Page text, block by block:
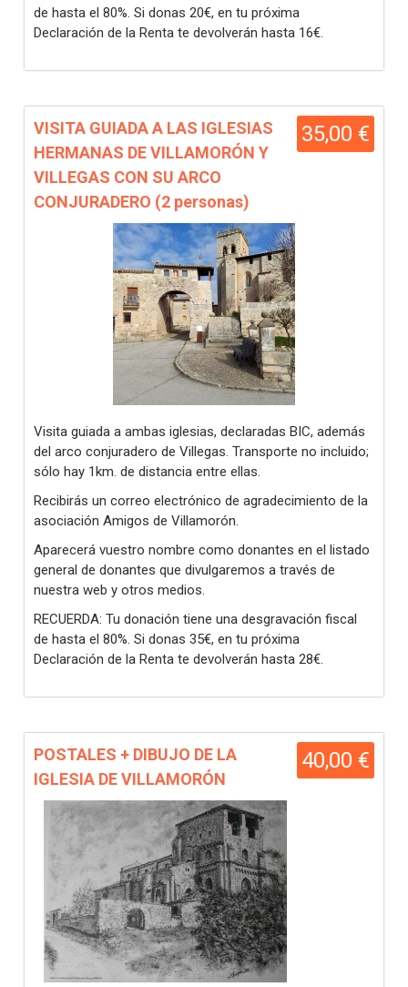
de hasta el 80%. Si donas 20€, en tu próxima
Declaración de la Renta te devolverán hasta 16€.
35,00 €
VISITA GUIADA A LAS IGLESIAS
HERMANAS DE VILLAMORÓN Y
VILLEGAS CON SU ARCO
CONJURADERO (2 personas)
Visita guiada a ambas iglesias, declaradas BIC, además
del arco conjuradero de Villegas. Transporte no incluido;
sólo hay 1km. de distancia entre ellas.
Recibirás un correo electrónico de agradecimiento de la
asociación Amigos de Villamorón.
Aparecerá vuestro nombre como donantes en el listado
general de donantes que divulgaremos a través de
nuestra web y otros medios.
RECUERDA: Tu donación tiene una desgravación fiscal
de hasta el 80%. Si donas 35€, en tu próxima
Declaración de la Renta te devolverán hasta 28€.
40,00 €
POSTALES + DIBUJO DE LA
IGLESIA DE VILLAMORÓN